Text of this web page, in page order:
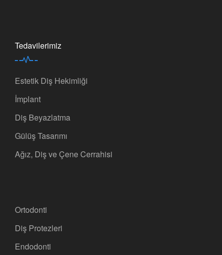
Tedavilerimiz
Estetik Diş Hekimliği
İmplant
Diş Beyazlatma
Gülüş Tasarımı
Ağız, Diş ve Çene Cerrahisi
Ortodonti
Diş Protezleri
Endodonti